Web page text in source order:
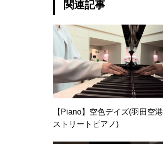
関連記事
【Piano】空色デイズ(羽田空港
ストリートピアノ)